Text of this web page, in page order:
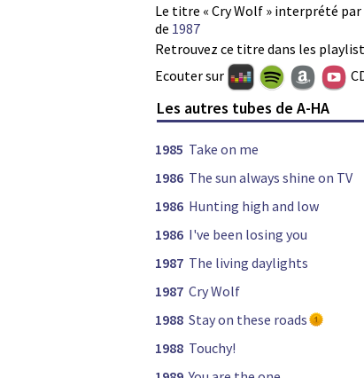
Le titre « Cry Wolf » interprété
de 1987
Retrouvez ce titre dans les
Ecouter sur
Les autres tubes de A-HA
1985 Take on me
1986 The sun always shine on TV
1986 Hunting high and low
1986 I've been losing you
1987 The living daylights
1987 Cry Wolf
1988 Stay on these roads
1988 Touchy!